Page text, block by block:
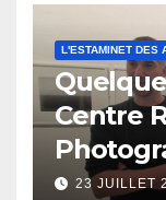
L'ESTAMINET DES
Centre
octobre
23 JUILLET